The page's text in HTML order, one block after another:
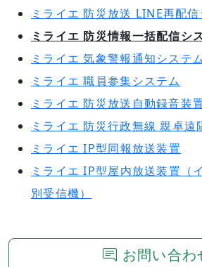
ミライエ 防災放送 LINE再配
ミライエ 防災情報一括配信シ
ミライエ 気象警報通知システ
ミライエ 職員参集システム
ミライエ 防災放送自動録音装
ミライエ 防災行政無線 親卓遠
ミライエ IP型同報放送装置
ミライエ IP型屋内放送装置（
別受信機）
お問い合わ